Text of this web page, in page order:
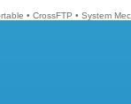
• CrossFTP • System